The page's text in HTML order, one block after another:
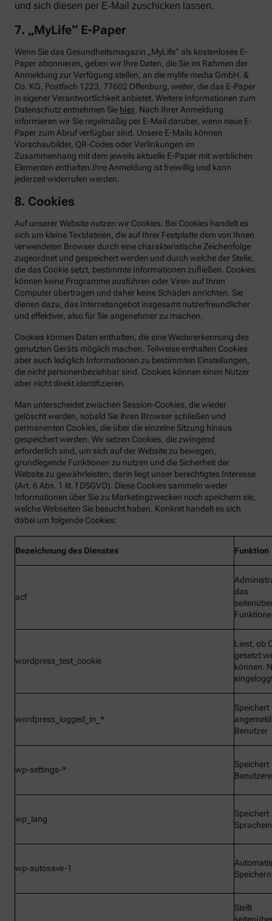
und sich diesen per E-Mail zuschicken lassen.
7. „MyLife“ E-Paper
Wenn Sie das Gesundheitsmagazin „MyLife“ als kostenloses E-
Paper abonnieren, geben wir Ihre Daten, die Sie im Rahmen der
Anmeldung zur Verfügung stellen, an die mylife media GmbH. &
Co. KG, Postfach 1223, 77602 Offenburg, weiter, die das E-Paper
in eigener Verantwortlichkeit anbietet. Weitere Informationen zum
Datenschutz entnehmen Sie hier . Nach Ihrer Anmeldung
informieren wir Sie regelmäßig per E-Mail darüber, wenn neue E-
Paper zum Abruf verfügbar sind. Unsere E-Mails können
Vorschaubilder, QR-Codes oder Verlinkungen im
Zusammenhang mit dem jeweils aktuelle E-Paper mit werblichen
Elementen enthalten.Ihre Anmeldung ist freiwillig und kann
jederzeit widerrufen werden.
8. Cookies
Auf unserer Website nutzen wir Cookies. Bei Cookies handelt es
sich um kleine Textdateien, die auf Ihrer Festplatte dem von Ihnen
verwendeten Browser durch eine charakteristische Zeichenfolge
zugeordnet und gespeichert werden und durch welche der Stelle,
die das Cookie setzt, bestimmte Informationen zufließen. Cookies
können keine Programme ausführen oder Viren auf Ihren
Computer übertragen und daher keine Schäden anrichten. Sie
dienen dazu, das Internetangebot insgesamt nutzerfreundlicher
und effektiver, also für Sie angenehmer zu machen.
Cookies können Daten enthalten, die eine Wiedererkennung des
genutzten Geräts möglich machen. Teilweise enthalten Cookies
aber auch lediglich Informationen zu bestimmten Einstellungen,
die nicht personenbeziehbar sind. Cookies können einen Nutzer
aber nicht direkt identifizieren.
Man unterscheidet zwischen Session-Cookies, die wieder
gelöscht werden, sobald Sie ihren Browser schließen und
permanenten Cookies, die über die einzelne Sitzung hinaus
gespeichert werden. Wir setzen Cookies, die zwingend
erforderlich sind, um sich auf der Website zu bewegen,
grundlegende Funktionen zu nutzen und die Sicherheit der
Website zu gewährleisten; darin liegt unser berechtigtes Interesse
(Art. 6 Abs. 1 lit. f DSGVO). Diese Cookies sammeln weder
Informationen über Sie zu Marketingzwecken noch speichern sie,
welche Webseiten Sie besucht haben. Konkret handelt es sich
dabei um folgende Cookies:
Bezeichnungdes Dienstes Funktion
acf
das
wordpress_test_cookie
Liest, ob
gesetzt
können.
wordpress_logged_in_*
Speichert
Benutzer
wp-settings-*
Speichert
wp_lang
Speichert
wp-autosave-1
Speichern
Stellt